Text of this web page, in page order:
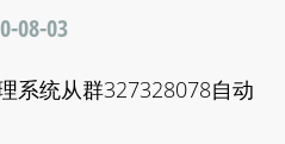
08-03
系统从群327328078自动